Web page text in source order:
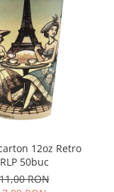
12oz Retro
RLP 50buc
RON